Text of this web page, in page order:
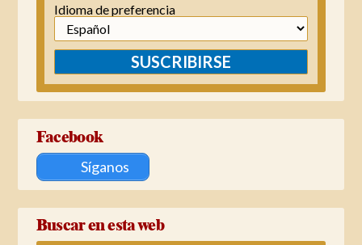
Idioma de preferencia
SUSCRIBIRSE
Facebook
Síganos
Buscar en esta web